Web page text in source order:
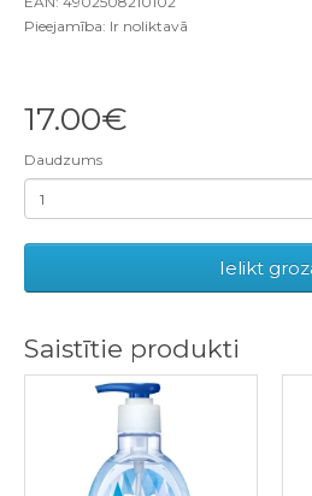
Pieejamība: Ir noliktavā
17.00€
Daudzums
Ielikt
Saistītie produkti